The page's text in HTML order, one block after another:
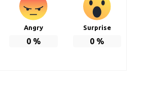
Angry
0 %
Surprise
0 %